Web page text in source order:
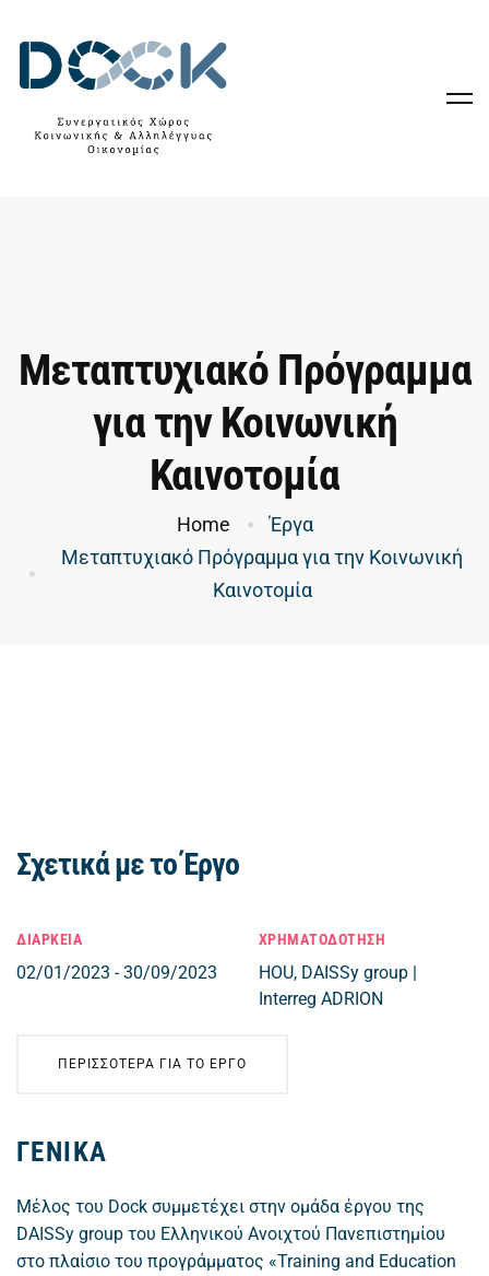
Μεταπτυχιακό Πρόγραμμα
για την Κοινωνική
Καινοτομία
Home
Έργα
Μεταπτυχιακό Πρόγραμμα για την Κοινωνική
Καινοτομία
Σχετικά με το Έργο
ΔΙΑΡΚΕΙΑ
02/01/2023 - 30/09/2023
ΧΡΗΜΑΤΟΔΟΤΗΣΗ
HOU, DAISSy group |
Interreg ADRION
ΠΕΡΙΣΣΟΤΕΡΑ ΓΙΑ ΤΟ ΕΡΓΟ
ΓΕΝΙΚΑ
Μέλος του Dock συμμετέχει στην ομάδα έργου της
DAISSy group του Ελληνικού Ανοιχτού Πανεπιστημίου
στο πλαίσιο του προγράμματος «Training and Education